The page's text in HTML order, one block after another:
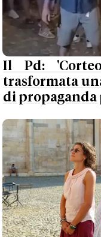
Il Pd:
trasformata
di propaganda